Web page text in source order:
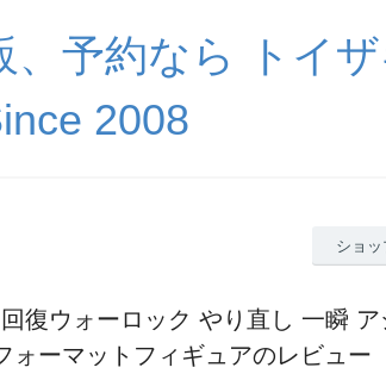
予約なら トイザ
2008
ショ
復ウォーロック やり直し 一瞬 ア
ォーマットフィギュアのレビュー